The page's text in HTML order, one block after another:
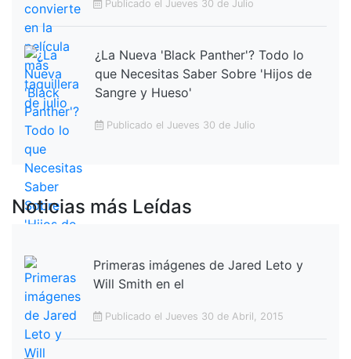
Publicado el Jueves 30 de Julio
¿La Nueva 'Black Panther'? Todo lo
que Necesitas Saber Sobre 'Hijos de
Sangre y Hueso'
Publicado el Jueves 30 de Julio
Noticias más Leídas
Primeras imágenes de Jared Leto y
Will Smith en el
Publicado el Jueves 30 de Abril, 2015